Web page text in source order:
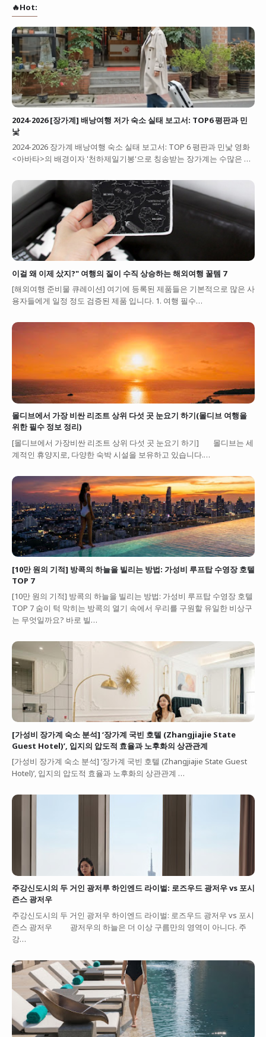
🔥Hot:
2024-2026 [장가계] 배낭여행 저가 숙소 실태 보고서: TOP6 평판과 민
낯
2024-2026 장가계 배낭여행 숙소 실태 보고서: TOP 6 평판과 민낯 영화
<아바타>의 배경이자 '천하제일기봉'으로 칭송받는 장가계는 수많은 …
이걸 왜 이제 샀지?" 여행의 질이 수직 상승하는 해외여행 꿀템 7
[해외여행 준비물 큐레이션] 여기에 등록된 제품들은 기본적으로 많은 사
용자들에게 일정 정도 검증된 제품 입니다. 1. 여행 필수…
몰디브에서 가장 비싼 리조트 상위 다섯 곳 눈요기 하기(몰디브 여행을
위한 필수 정보 정리)
[몰디브에서 가장비싼 리조트 상위 다섯 곳 눈요기 하기] 몰디브는 세
계적인 휴양지로, 다양한 숙박 시설을 보유하고 있습니다.…
[10만 원의 기적] 방콕의 하늘을 빌리는 방법: 가성비 루프탑 수영장 호텔
TOP 7
[10만 원의 기적] 방콕의 하늘을 빌리는 방법: 가성비 루프탑 수영장 호텔
TOP 7 숨이 턱 막히는 방콕의 열기 속에서 우리를 구원할 유일한 비상구
는 무엇일까요? 바로 빌…
[가성비 장가계 숙소 분석] ‘장가계 국빈 호텔 (Zhangjiajie State
Guest Hotel)’, 입지의 압도적 효율과 노후화의 상관관계
[가성비 장가계 숙소 분석] ‘장가계 국빈 호텔 (Zhangjiajie State Guest
Hotel)’, 입지의 압도적 효율과 노후화의 상관관계 …
주강신도시의 두 거인 광저루 하인엔드 라이벌: 로즈우드 광저우 vs 포시
즌스 광저우
주강신도시의 두 거인 광저우 하이엔드 라이벌: 로즈우드 광저우 vs 포시
즌스 광저우 광저우의 하늘은 더 이상 구름만의 영역이 아니다. 주
강…